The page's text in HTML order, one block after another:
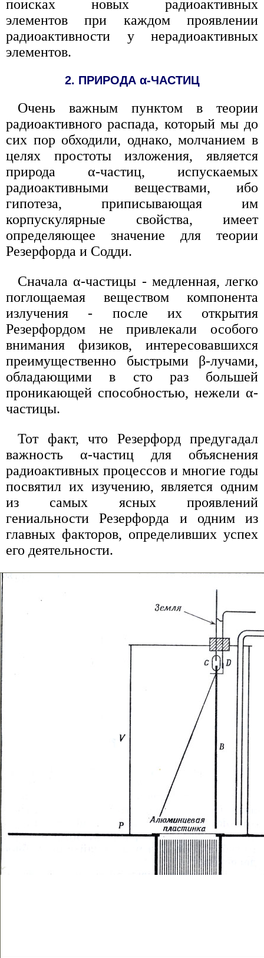
поисках новых радиоактивных
элементов при каждом проявлении
радиоактивности у нерадиоактивных
элементов.
2. ПРИРОДА α-ЧАСТИЦ
Очень важным пунктом в теории
радиоактивного распада, который мы до
сих пор обходили, однако, молчанием в
целях простоты изложения, является
природа α-частиц, испускаемых
радиоактивными веществами, ибо
гипотеза, приписывающая им
корпускулярные свойства, имеет
определяющее значение для теории
Резерфорда и Содди.
Сначала α-частицы - медленная, легко
поглощаемая веществом компонента
излучения - после их открытия
Резерфордом не привлекали особого
внимания физиков, интересовавшихся
преимущественно быстрыми β-лучами,
обладающими в сто раз большей
проникающей способностью, нежели α-
частицы.
Тот факт, что Резерфорд предугадал
важность α-частиц для объяснения
радиоактивных процессов и многие годы
посвятил их изучению, является одним
из самых ясных проявлений
гениальности Резерфорда и одним из
главных факторов, определивших успех
его деятельности.